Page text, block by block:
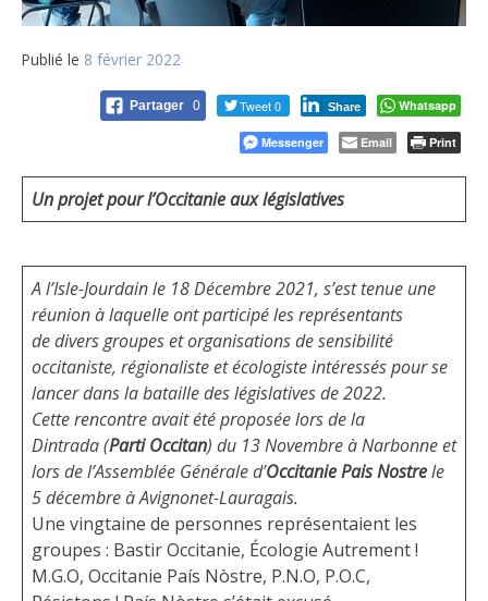
Publié le 8 février 2022
Partager 0 Tweet 0 Share Whatsapp
Messenger Email Print
Un projet pour l’Occitanie aux législatives
A l’Isle-Jourdain le 18 Décembre 2021, s’est tenue une
réunion à laquelle ont participé les représentants
de divers groupes et organisations de sensibilité
occitaniste, régionaliste et écologiste intéressés pour se
lancer dans la bataille des législatives de 2022.
Cette rencontre avait été proposée lors de la
Dintrada (Parti Occitan) du 13 Novembre à Narbonne et
lors de l’Assemblée Générale d’Occitanie Pais Nostrele
5 décembre à Avignonet-Lauragais.
Une vingtaine de personnes représentaient les
groupes : Bastir Occitanie, Écologie Autrement !
M.G.O, Occitanie País Nòstre, P.N.O, P.O.C,